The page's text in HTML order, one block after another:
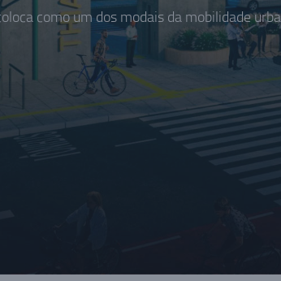
como um dos modais da mobilidade